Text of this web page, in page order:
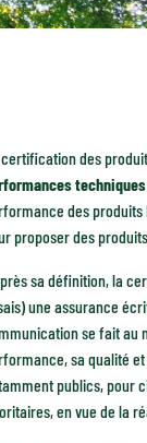
des
des produits
proposer des
sa définition, la
une assurance
se fait au
sa qualité
publics, pour
en vue de la